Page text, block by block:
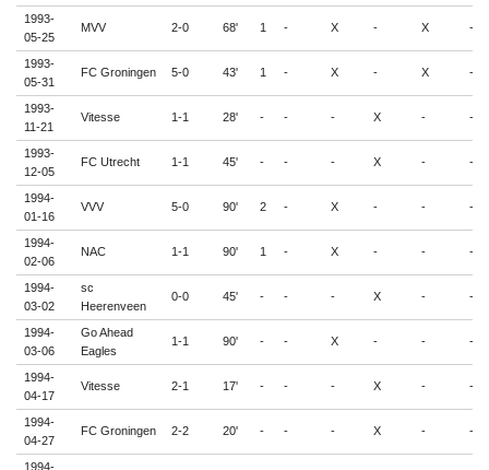
1993-
05-25
MVV 2-0 68' 1 - X - X -
1993-
05-31
FC Groningen 5-0 43' 1 - X - X -
1993-
11-21
Vitesse 1-1 28' - - - X - -
1993-
12-05
FC Utrecht 1-1 45' - - - X - -
1994-
01-16
VVV 5-0 90' 2 - X - - -
1994-
02-06
NAC 1-1 90' 1 - X - - -
1994-
03-02
sc
Heerenveen
0-0 45' - - - X - -
1994-
03-06
Go Ahead
Eagles
1-1 90' - - X - - -
1994-
04-17
Vitesse 2-1 17' - - - X - -
1994-
04-27
FC Groningen 2-2 20' - - - X - -
1994-